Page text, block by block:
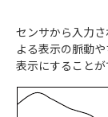
センサから入力
よる表示の脈動
表示にすることが